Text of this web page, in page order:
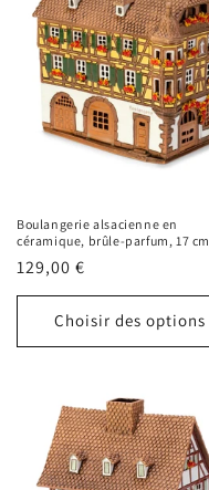
Boulangerie alsacienne en
céramique, brûle-parfum, 17 cm
Prix
habituel
129,00 €
Choisir des options